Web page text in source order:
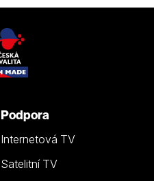
Podpora
Internetová TV
Satelitní TV